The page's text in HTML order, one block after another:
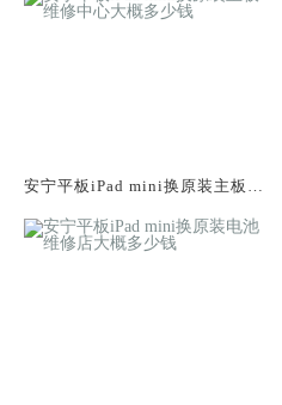
安宁平板iPad mini换原装主板维